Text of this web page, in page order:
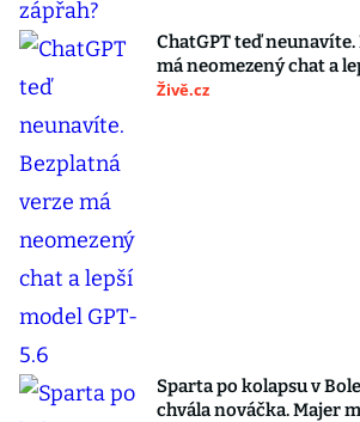
ChatGPT teď
má neomezený chat a
Živě.cz
Sparta po kolapsu v
chvála nováčka. Majer